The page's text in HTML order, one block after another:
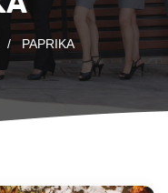
/ PAPRIKA